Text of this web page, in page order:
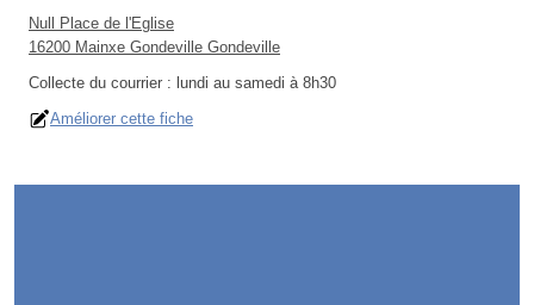
Null Place de l'Eglise
16200 Mainxe Gondeville Gondeville
Collecte du courrier : lundi au samedi à 8h30
Améliorer cette fiche